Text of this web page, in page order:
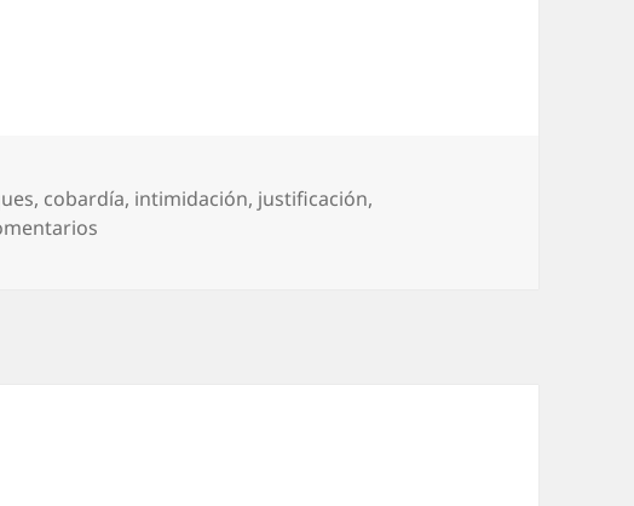
, cobardía, intimidación, justificación,